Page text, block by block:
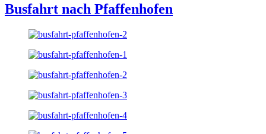
Busfahrt nach Pfaffenhofen